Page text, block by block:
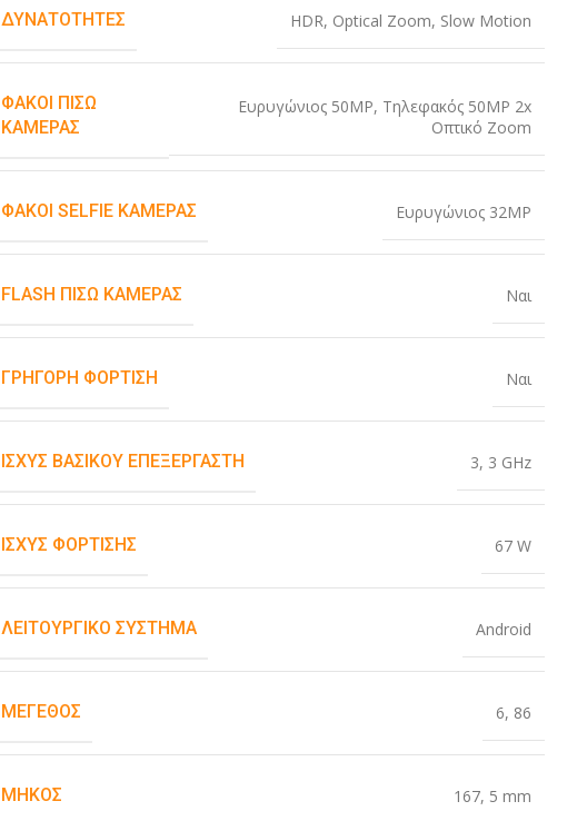
ΔΥΝΑΤΌΤΗΤΕΣ HDR, Optical Zoom, Slow Motion
ΦΑΚΟΊ ΠΊΣΩ
ΚΆΜΕΡΑΣ
Ευρυγώνιος 50MP, Τηλεφακός 50MP 2x
Οπτικό Zoom
ΦΑΚΟΊ SELFIE ΚΆΜΕΡΑΣ Ευρυγώνιος 32MP
FLASH ΠΊΣΩ ΚΆΜΕΡΑΣ Ναι
ΓΡΉΓΟΡΗ ΦΌΡΤΙΣΗ Ναι
ΙΣΧΎΣ ΒΑΣΙΚΟΎ ΕΠΕΞΕΡΓΑΣΤΉ 3, 3 GHz
ΙΣΧΎΣ ΦΌΡΤΙΣΗΣ 67 W
ΛΕΙΤΟΥΡΓΙΚΌ ΣΎΣΤΗΜΑ Android
ΜΈΓΕΘΟΣ 6, 86
ΜΉΚΟΣ 167, 5 mm